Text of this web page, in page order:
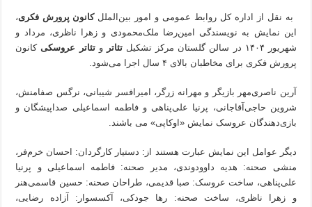
به نقل از اداره کل روابط عمومی و امور بین‌المللکانون پرورش فکری،
این نمایش به نویسندگی امین‌رضا ملک‌محمودی و زهرا ناظری، مرداد و
شهریور ۱۴۰۴ در سالن گلستان مرکز تشکیل
تئاتر وتئاتر عروسکیکانون
پرورش فکری برای مخاطبان بالای ۴ سال اجرا می‌شود.
آرین ناصری‌مهر بازیگر و مهرانه زرگر، امیرافسر شیبانی، نرگس صفامنش،
شروین حاجی‌آقاجانی، پرنیا علی‌پناهی و فاطمه اسماعیلی صداپیشگان و
بازی‌دهندگان‌ عروسک نمایش «اوکاپی» می باشند.
دیگر عوامل این نمایش عبارت هستند از: دستیار کارگردان: احسان خرم‌فر،
منشی صحنه: هدیه داوودوندی، مدیر صحنه: فاطمه اسماعیلی و پرنیا
علی‌پناهی‌، ساخت عروسک: صبا قدیمی، طراحان صحنه: حسین قاسمی‌هنر
و زهرا ناظری، ساخت صحنه: رها جودکی، آکسسوار: آزاده رضایی،